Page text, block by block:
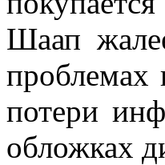
Шаап
проблемах
потери
обложках